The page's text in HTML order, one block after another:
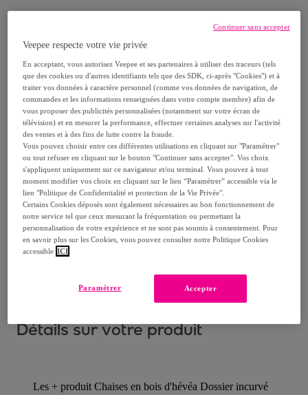
Vendu parsweeek
Livraison
Livraison offerte par la marque
Livraison estimée: entre le21/08et le24/08
Comment ça marche ?
Détails sur votre produit
Les + produit Chaises en bois d'hévéa Dossier incurvé
Veepee respecte votre vie privée
En acceptant, vous autorisez Veepee et ses partenaires à utiliser des traceurs (tels
que des cookies ou d'autres identifiants tels que des SDK, ci-après "Cookies") et à
traiter vos données à caractère personnel (comme vos données de navigation, de
commandes et les informations renseignées dans votre compte membre) afin de
vous proposer des publicités personnalisées (notamment sur votre écran de
télévision) et en mesurer la performance, effectuer certaines analyses sur l'activité
des ventes et à des fins de lutte contre la fraude.
Vous pouvez choisir entre ces différentes utilisations en cliquant sur "Paramétrer"
ou tout refuser en cliquant sur le bouton "Continuer sans accepter". Vos choix
s'appliquent uniquement sur ce navigateur et/ou terminal. Vous pouvez à tout
moment modifier vos choix en cliquant sur le lien “Paramétrer” accessible via le
lien "Politique de Confidentialité et protection de la Vie Privée".
Certains Cookies déposés sont également nécessaires au bon fonctionnement de
notre service tel que ceux mesurant la fréquentation ou permettant la
personnalisation de votre expérience et ne sont pas soumis à consentement. Pour
en savoir plus sur les Cookies, vous pouvez consulter notre Politique Cookies
accessible ICI
Accepter
Paramétrer
Continuer sans accepter